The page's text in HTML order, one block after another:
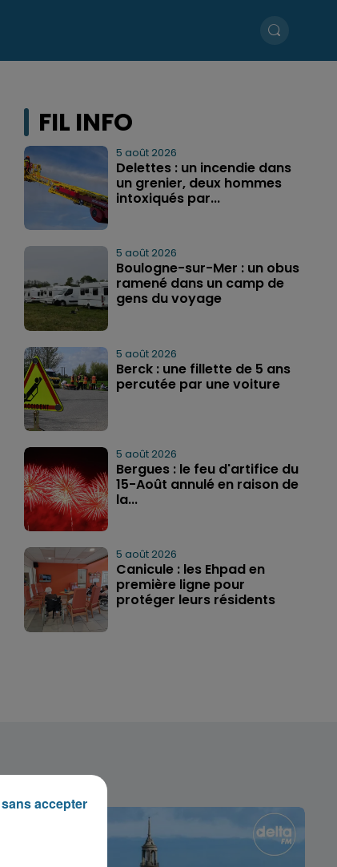
FIL INFO
5 août 2026
Delettes : un incendie dans
un grenier, deux hommes
intoxiqués par...
5 août 2026
Boulogne-sur-Mer : un obus
ramené dans un camp de
gens du voyage
5 août 2026
Berck : une fillette de 5 ans
percutée par une voiture
5 août 2026
Bergues : le feu d'artifice du
15-Août annulé en raison de
la...
5 août 2026
Canicule : les Ehpad en
première ligne pour
protéger leurs résidents
accepter